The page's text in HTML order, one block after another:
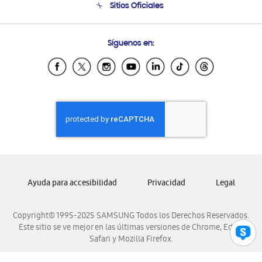
Condiciones de Compra
Soporte vía eMail
Sitios Oficiales
Samsung Ecuador
Samsung El Salvador
Samsung Honduras
Samsung Nicaragua
Samsung Panamá
Samsung Venezuela
Síguenos en:
Copyright© 1995-2025 SAMSUNG Todos los Derechos Reservados.
Este sitio se ve mejor en las últimas versiones de Chrome, Edge,
Safari y Mozilla Firefox.
Ayuda para accesibilidad Privacidad Legal